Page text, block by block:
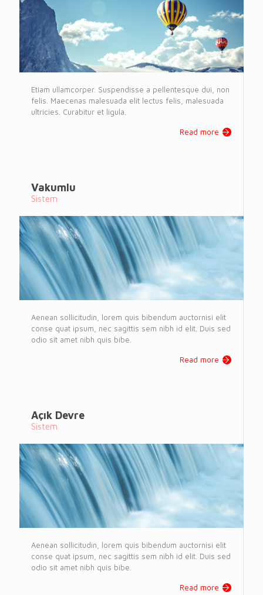
Etiam ullamcorper. Suspendisse a pellentesque dui, non
felis. Maecenas malesuada elit lectus felis, malesuada
ultricies. Curabitur et ligula.
Read more
Vakumlu
Sistem
Aenean sollicitudin, lorem quis bibendum auctornisi elit
conse quat ipsum, nec sagittis sem nibh id elit. Duis sed
odio sit amet nibh quis bibe.
Read more
Açık Devre
Sistem
Aenean sollicitudin, lorem quis bibendum auctornisi elit
conse quat ipsum, nec sagittis sem nibh id elit. Duis sed
odio sit amet nibh quis bibe.
Read more